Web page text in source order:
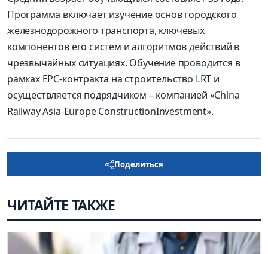
Программа включает изучение основ городского
железнодорожного транспорта, ключевых
компонентов его систем и алгоритмов действий в
чрезвычайных ситуациях. Обучение проводится в
рамках EPC-контракта на строительство LRT и
осуществляется подрядчиком – компанией «China
Railway Asia-Europe ConstructionInvestment».
Поделиться
ЧИТАЙТЕ ТАКЖЕ